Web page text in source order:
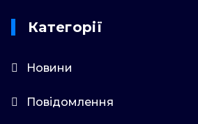
Категорії
Новини
Повідомлення